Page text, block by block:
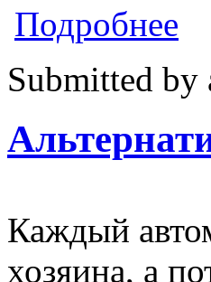
Подробнее
Submitted by
Каждый
хозяина, а